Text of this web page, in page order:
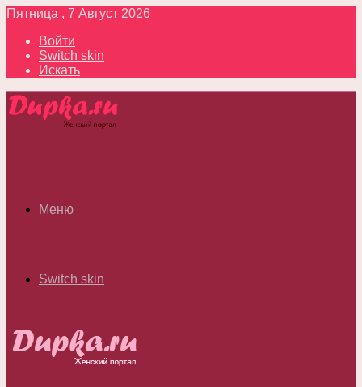
Пятница , 7 Август 2026
Войти
Switch skin
Искать
Меню
Switch skin